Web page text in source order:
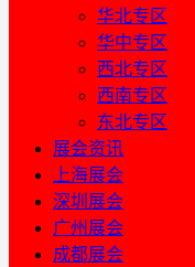
华北专区
华中专区
西北专区
西南专区
东北专区
展会资讯
上海展会
深圳展会
广州展会
成都展会